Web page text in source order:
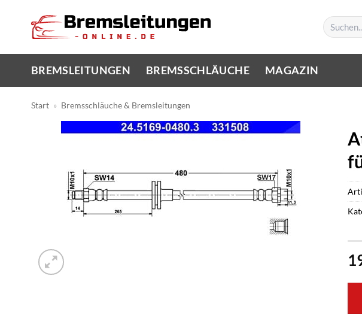
springen
Suchen
nach:
BREMSLEITUNGEN BREMSSCHLÄUCHE MAGAZIN
Start » Bremsschläuche & Bremsleitungen